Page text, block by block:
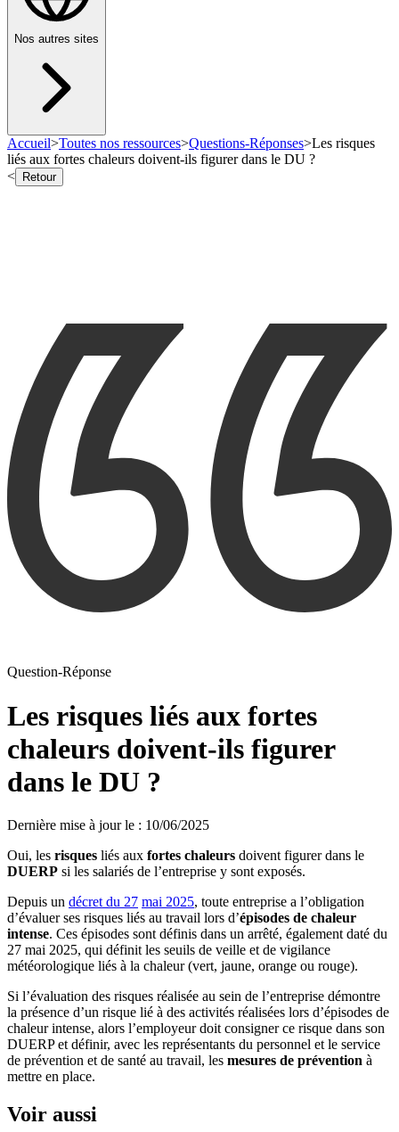
Nos autres sites
Accueil>Toutes nos ressources>Questions-Réponses>Les risques
liés aux fortes chaleurs doivent-ils figurer dans le DU ?
<
Retour
Question-Réponse
Les risques liés aux fortes
chaleurs doivent-ils figurer
dans le DU ?
Dernière mise à jour le : 10/06/2025
Oui, les risques liés aux fortes chaleurs doivent figurer dans le
DUERP si les salariés de l’entreprise y sont exposés.
Depuis un décret du 27 mai 2025, toute entreprise a l’obligation
d’évaluer ses risques liés au travail lors d’épisodes de chaleur
intense. Ces épisodes sont définis dans un arrêté, également daté du
27 mai 2025, qui définit les seuils de veille et de vigilance
météorologique liés à la chaleur (vert, jaune, orange ou rouge).
Si l’évaluation des risques réalisée au sein de l’entreprise démontre
la présence d’un risque lié à des activités réalisées lors d’épisodes de
chaleur intense, alors l’employeur doit consigner ce risque dans son
DUERP et définir, avec les représentants du personnel et le service
de prévention et de santé au travail, les mesures de prévention à
mettre en place.
Voir aussi